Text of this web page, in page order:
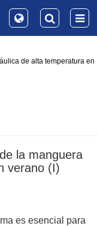
de alta temperatura en
la manguera
verano (I)
es esencial para